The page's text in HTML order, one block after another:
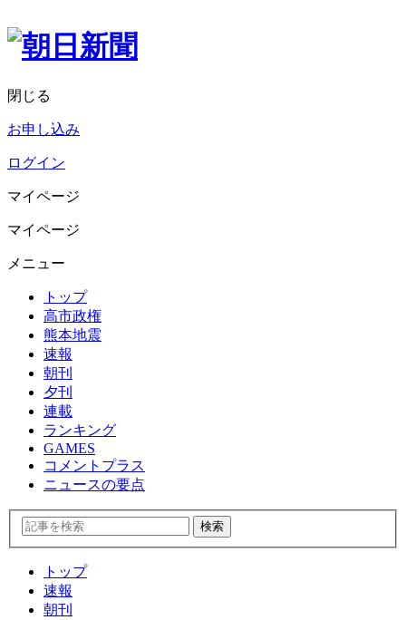
閉じる
お申し込み
ログイン
マイページ
マイページ
メニュー
トップ
高市政権
熊本地震
速報
朝刊
夕刊
連載
ランキング
GAMES
コメントプラス
ニュースの要点
トップ
速報
朝刊